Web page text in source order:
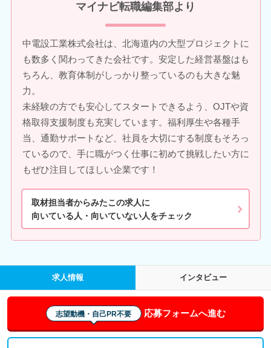
マイナビ転職編集部より
中電設工業株式会社は、北海道内の大型プロジェクトに
も数多く関わってきた会社です。安定した経営基盤はも
ちろん、教育体制がしっかり整っているのも大きな魅
力。
未経験の方でも安心してスタートできるよう、OJTや資
格取得支援制度も充実しています。福利厚生や各種手
当、通勤サポートなど、社員を大切にする制度もそろっ
ているので、手に職がつく仕事に初めて挑戦したい方に
もぜひ注目してほしい企業です！
取材担当者からみたこの求人に
向いている人・向いていない人をチェック
求人情報 インタビュー
志望動機・自己PR不要 応募フォームへ進む